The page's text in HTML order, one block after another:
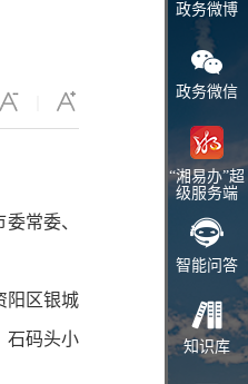
常委、
阳区银城
石码头小
政务微博
政务微信
“湘易办”超
级服务端
智能问答
知识库